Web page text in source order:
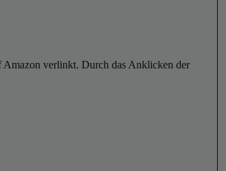
Amazon verlinkt. Durch das Anklicken der